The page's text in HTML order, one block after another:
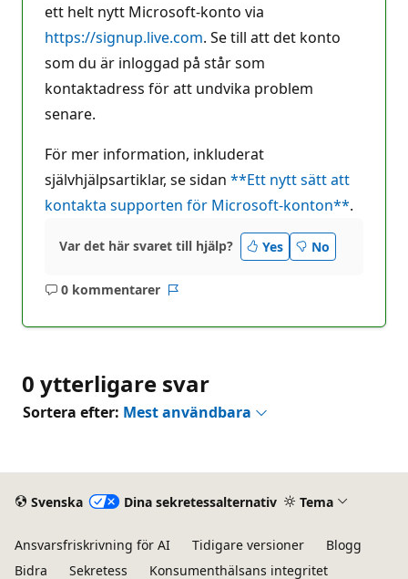
ett helt nytt Microsoft-konto via
https://signup.live.com. Se till att det konto
som du är inloggad på står som
kontaktadress för att undvika problem
senare.
För mer information, inkluderat
självhjälpsartiklar, se sidan **Ett nytt sätt att
kontakta supporten för Microsoft-konton**.
Var det här svaret till hjälp? Yes No
0 kommentarer
Inga
0 ytterligare svar
Sortera efter: Mest användbara
Svenska Dina sekretessalternativ Tema
Ansvarsfriskrivning för AI Tidigare versioner
Blogg
Bidra
Sekretess Konsumenthälsans integritet